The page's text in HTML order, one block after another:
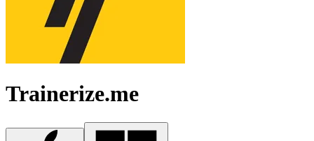
Trainerize.me